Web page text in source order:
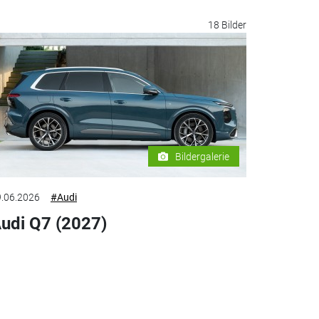
18 Bilder
Bildergalerie
#Audi
Q7 (2027)